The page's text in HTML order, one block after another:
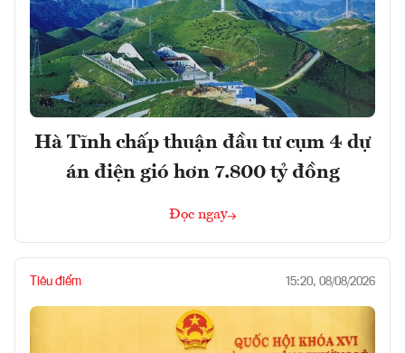
Hà Tĩnh chấp thuận đầu tư cụm 4 dự
án điện gió hơn 7.800 tỷ đồng
Đọc ngay
Tiêu điểm 15:20, 08/08/2026